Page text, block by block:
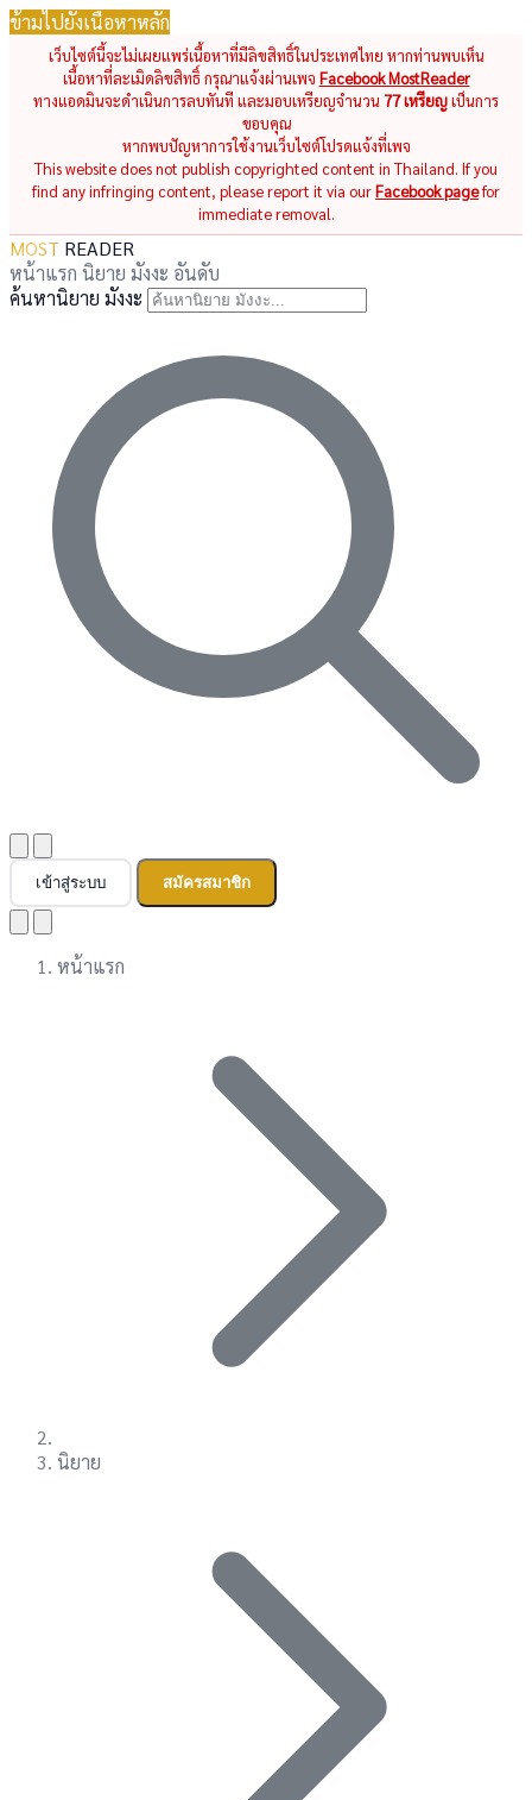
ข้ามไปยังเนื้อหาหลัก
เว็บไซต์นี้จะไม่เผยแพร่เนื้อหาที่มีลิขสิทธิ์ในประเทศไทย หากท่านพบเห็น
เนื้อหาที่ละเมิดลิขสิทธิ์ กรุณาแจ้งผ่านเพจ Facebook MostReader
ทางแอดมินจะดำเนินการลบทันที และมอบเหรียญจำนวน 77 เหรียญเป็นการ
ขอบคุณ
หากพบปัญหาการใช้งานเว็บไซต์โปรดแจ้งที่เพจ
This website does not publish copyrighted content in Thailand. If you
find any infringing content, please report it via ourFacebook pagefor
immediate removal.
MOST READER
หน้าแรก นิยาย มังงะ อันดับ
ค้นหานิยาย มังงะ
เข้าสู่ระบบ สมัครสมาชิก
หน้าแรก
นิยาย